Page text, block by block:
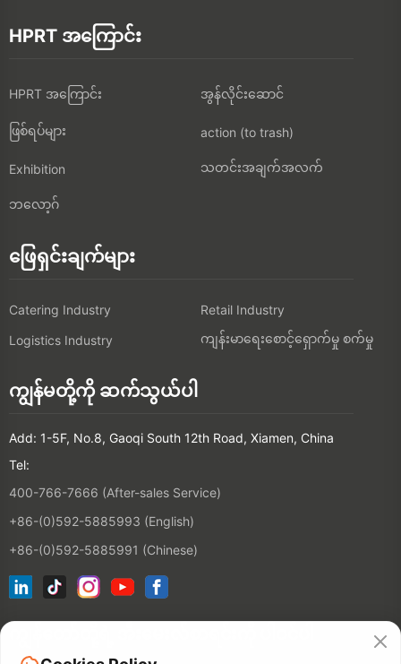
HPRT အကြောင်း
HPRT အကြောင်း အွန်လိုင်းဆောင်
ဖြစ်ရပ်များ action (to trash)
Exhibition သတင်းအချက်အလက်
ဘလော့ဂ်
ဖြေရှင်းချက်များ
Catering Industry
Retail Industry
Logistics Industry
ကျန်းမာရေးစောင့်ရှောက်မှု စက်မှု
ကျွန်မတို့ကို ဆက်သွယ်ပါ
Add: 1-5F, No.8, Gaoqi South 12th Road, Xiamen, China
Tel:
400-766-7666 (After-sales Service)
+86-(0)592-5885993 (English)
+86-(0)592-5885991 (Chinese)